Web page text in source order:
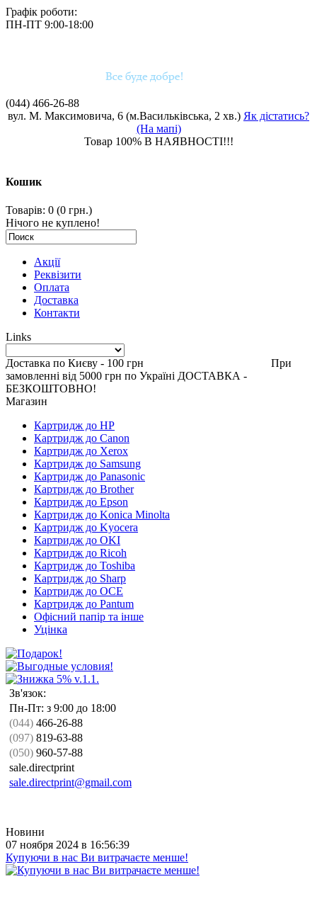
Графік роботи:
ПН-ПТ 9:00-18:00
(044) 466-26-88
вул. М. Максимовича, 6 (м.Васильківська, 2 хв.) Як дістатись?
(На мапі)
Товар 100% В НАЯВНОСТІ!!!
Кошик
Товарів: 0 (0 грн.)
Нічого не куплено!
Акції
Реквізити
Оплата
Доставка
Контакти
Links
Доставка по Києву - 100 грн При
замовленні від 5000 грн по Україні ДОСТАВКА -
БЕЗКОШТОВНО!
Магазин
Картридж до HP
Картридж до Canon
Картридж до Xerox
Картридж до Samsung
Картридж до Panasonic
Картридж до Brother
Картридж до Epson
Картридж до Konica Minolta
Картридж до Kyocera
Картридж до OKI
Картридж до Ricoh
Картридж до Toshiba
Картридж до Sharp
Картридж до OCE
Картридж до Pantum
Офісний папір та інше
Уцінка
Зв'язок:
Пн-Пт: з 9:00 до 18:00
(044) 466-26-88
(097) 819-63-88
(050) 960-57-88
sale.directprint
sale.directprint@gmail.com
Новини
07 ноября 2024 в 16:56:39
Купуючи в нас Ви витрачаєте менше!